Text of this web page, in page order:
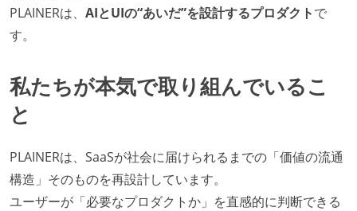
PLAINERは、 AIとUIの“あいだ”を設計するプロダクトで
す。
私たちが本気で取り組んでいるこ
と
PLAINERは、SaaSが社会に届けられるまでの「価値の流通
構造」そのものを再設計しています。
ユーザーが「必要なプロダクトか」を直感的に判断できる